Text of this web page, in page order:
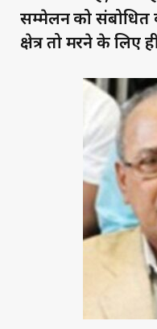
सम्मेलन को संबोधित
क्षेत्र तो मरने के लिए